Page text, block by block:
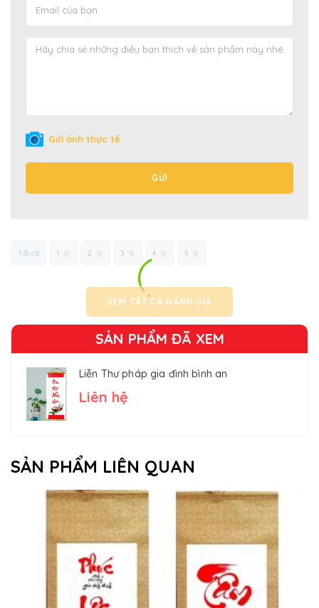
Gửi ảnh thực tế
GỬI
Tất cả 1 2 3 4 5
XEM TẤT CẢ ĐÁNH GIÁ
SẢN PHẨM ĐÃ XEM
Liễn Thư pháp gia đình bình an
Liên hệ
SẢN PHẨM LIÊN QUAN